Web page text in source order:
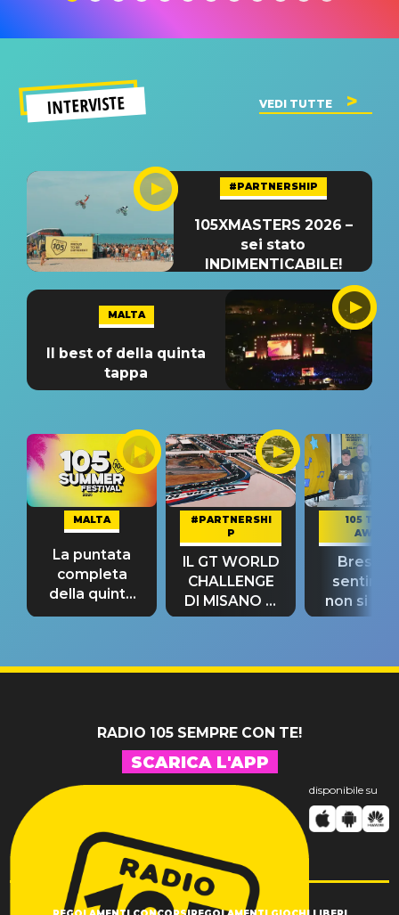
INTERVISTE VEDI TUTTE
#PARTNERSHIP
105XMASTERS 2026 –
sei stato
INDIMENTICABILE!
MALTA
Il best of della quinta
tappa
MALTA
La puntata
completa
della quinta
tappa
#PARTNERSHI
P
IL GT WORLD
CHALLENGE
DI MISANO si
riconferma
105 TAKE
AWAY
Bresh:
non si
fino alla
RADIO 105 SEMPRE CON TE!
SCARICA L'APP
disponibile su